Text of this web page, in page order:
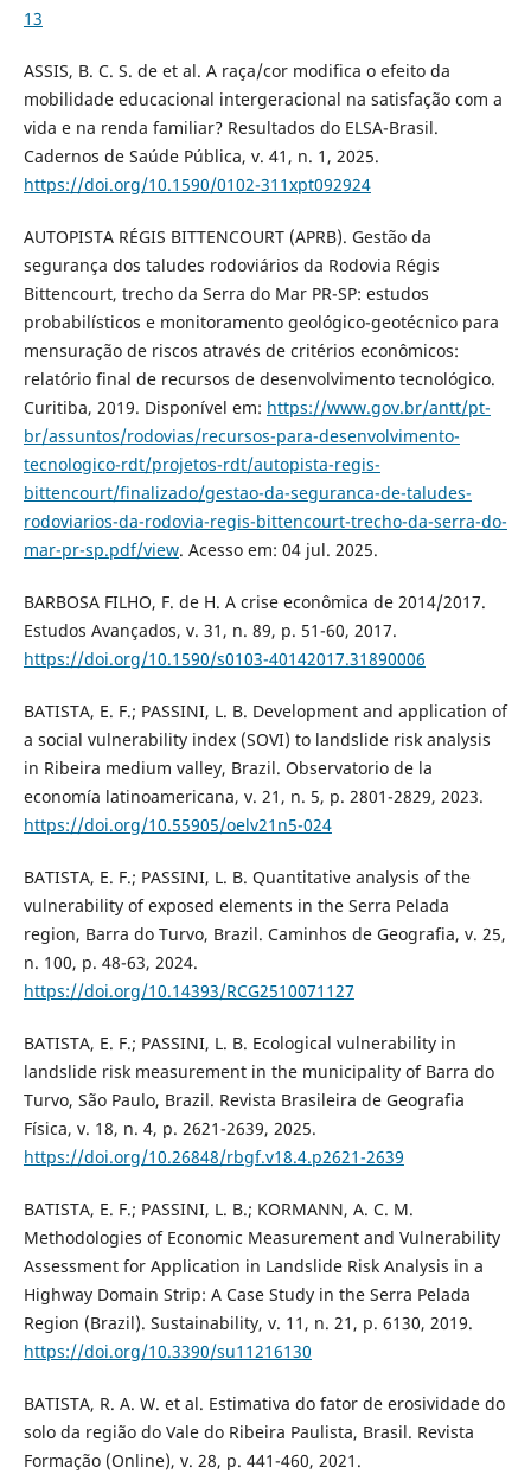
13
ASSIS, B. C. S. de et al. A raça/cor modifica o efeito da
mobilidade educacional intergeracional na satisfação com a
vida e na renda familiar? Resultados do ELSA-Brasil.
Cadernos de Saúde Pública, v. 41, n. 1, 2025.
https://doi.org/10.1590/0102-311xpt092924
AUTOPISTA RÉGIS BITTENCOURT (APRB). Gestão da
segurança dos taludes rodoviários da Rodovia Régis
Bittencourt, trecho da Serra do Mar PR-SP: estudos
probabilísticos e monitoramento geológico-geotécnico para
mensuração de riscos através de critérios econômicos:
relatório final de recursos de desenvolvimento tecnológico.
Curitiba, 2019. Disponível em: https://www.gov.br/antt/pt-
br/assuntos/rodovias/recursos-para-desenvolvimento-
tecnologico-rdt/projetos-rdt/autopista-regis-
bittencourt/finalizado/gestao-da-seguranca-de-taludes-
rodoviarios-da-rodovia-regis-bittencourt-trecho-da-serra-do-
mar-pr-sp.pdf/view. Acesso em: 04 jul. 2025.
BARBOSA FILHO, F. de H. A crise econômica de 2014/2017.
Estudos Avançados, v. 31, n. 89, p. 51-60, 2017.
https://doi.org/10.1590/s0103-40142017.31890006
BATISTA, E. F.; PASSINI, L. B. Development and application of
a social vulnerability index (SOVI) to landslide risk analysis
in Ribeira medium valley, Brazil. Observatorio de la
economía latinoamericana, v. 21, n. 5, p. 2801-2829, 2023.
https://doi.org/10.55905/oelv21n5-024
BATISTA, E. F.; PASSINI, L. B. Quantitative analysis of the
vulnerability of exposed elements in the Serra Pelada
region, Barra do Turvo, Brazil. Caminhos de Geografia, v. 25,
n. 100, p. 48-63, 2024.
https://doi.org/10.14393/RCG2510071127
BATISTA, E. F.; PASSINI, L. B. Ecological vulnerability in
landslide risk measurement in the municipality of Barra do
Turvo, São Paulo, Brazil. Revista Brasileira de Geografia
Física, v. 18, n. 4, p. 2621-2639, 2025.
https://doi.org/10.26848/rbgf.v18.4.p2621-2639
BATISTA, E. F.; PASSINI, L. B.; KORMANN, A. C. M.
Methodologies of Economic Measurement and Vulnerability
Assessment for Application in Landslide Risk Analysis in a
Highway Domain Strip: A Case Study in the Serra Pelada
Region (Brazil). Sustainability, v. 11, n. 21, p. 6130, 2019.
https://doi.org/10.3390/su11216130
BATISTA, R. A. W. et al. Estimativa do fator de erosividade do
solo da região do Vale do Ribeira Paulista, Brasil. Revista
Formação (Online), v. 28, p. 441-460, 2021.